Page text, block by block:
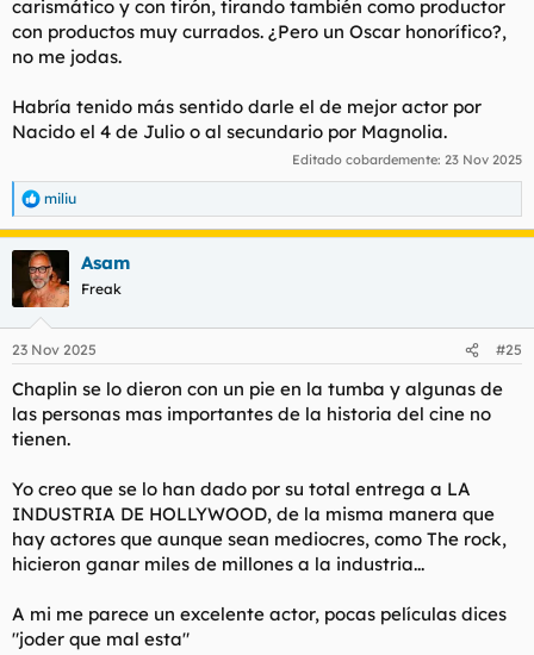
carismático y con tirón, tirando también como productor
con productos muy currados. ¿Pero un Oscar honorífico?,
no me jodas.
Habría tenido más sentido darle el de mejor actor por
Nacido el 4 de Julio o al secundario por Magnolia.
Editado cobardemente: 23 Nov 2025
R
e
a
i
e
:
miliu
Asam
Freak
23 Nov 2025 #25
Chaplin se lo dieron con un pie en la tumba y algunas de
las personas mas importantes de la historia del cine no
tienen.
Yo creo que se lo han dado por su total entrega a LA
INDUSTRIA DE HOLLYWOOD, de la misma manera que
hay actores que aunque sean mediocres, como The rock,
hicieron ganar miles de millones a la industria...
A mi me parece un excelente actor, pocas películas dices
"joder que mal esta"